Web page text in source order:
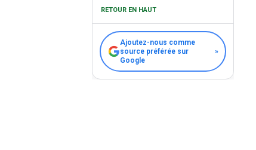
Les Pièges à Éviter : Pas de
Mauvaises Surprises !
Mon Astuce de « Vieux Routard »
Le Mot de la Fin : Roulez, Vivez,
Explorez, mais Assuré !
RETOUR EN HAUT
Ajoutez-nous comme
source préférée sur
Google
»